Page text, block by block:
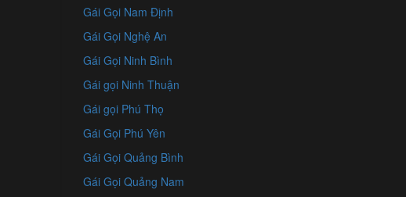
Gái Gọi Nam Định
Gái Gọi Nghệ An
Gái Gọi Ninh Bình
Gái gọi Ninh Thuận
Gái gọi Phú Thọ
Gái Gọi Phú Yên
Gái Gọi Quảng Bình
Gái Gọi Quảng Nam